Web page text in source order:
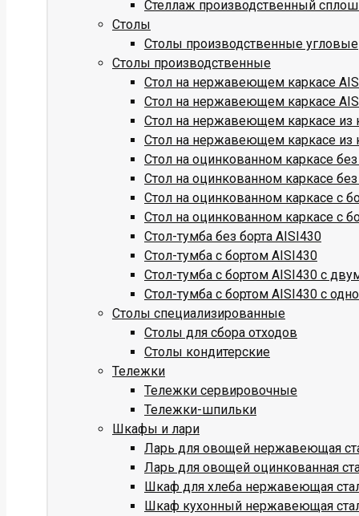
Стеллаж производственный
Столы
Столы производственные угловые
Столы производственные
Стол на нержавеющем каркасе
Стол на нержавеющем каркасе
Стол на нержавеющем каркасе из
Стол на нержавеющем каркасе из
Стол на оцинкованном каркасе
Стол на оцинкованном каркасе
Стол на оцинкованном каркасе с
Стол на оцинкованном каркасе с
Стол-тумба без борта AISI430
Стол-тумба с бортом AISI430
Стол-тумба с бортом AISI430 с
Стол-тумба с бортом AISI430 с
Столы специализированные
Столы для сбора отходов
Столы кондитерские
Тележки
Тележки сервировочные
Тележки-шпильки
Шкафы и лари
Ларь для овощей нержавеющая
Ларь для овощей оцинкованная
Шкаф для хлеба нержавеющая
Шкаф кухонный нержавеющая